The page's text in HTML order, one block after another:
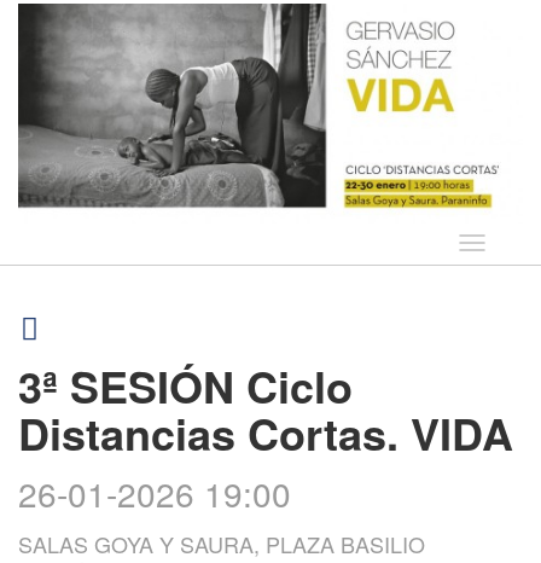
Idioma
3ª SESIÓN Ciclo
Distancias Cortas. VIDA
26-01-2026 19:00
SALAS GOYA Y SAURA, PLAZA BASILIO